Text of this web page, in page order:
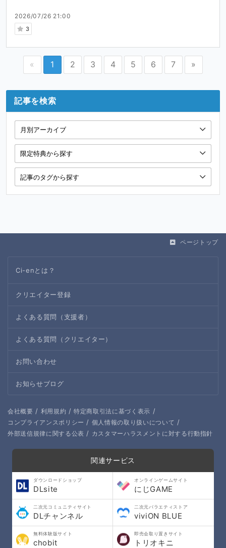
2026/07/26 21:00
3
« 1 2 3 4 5 6 7 »
記事を検索
ページトップ
Ci-enとは？
クリエイター登録
よくある質問（支援者）
よくある質問（クリエイター）
お問い合わせ
お知らせブログ
会社概要 / 利用規約 / 特定商取引法に基づく表示 /
コンプライアンスポリシー / 個人情報の取り扱いについて /
外部送信規律に関する公表 / カスタマーハラスメントに対する行動指針
関連サービス
ダウンロードショップ
DLsite
オンラインゲームサイト
にじGAME
二次元コミュニティサイト
DLチャンネル
二次元バラエティストア
viviON BLUE
無料体験版サイト
chobit
即売会取り置きサイト
トリオキニ